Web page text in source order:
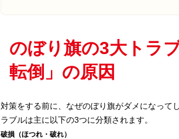
のぼり旗の3大トラ
転倒」の原因
対策をする前に、なぜのぼり旗がダメになって
ラブルは主に以下の3つに分類されます。
破損（ほつれ・破れ）